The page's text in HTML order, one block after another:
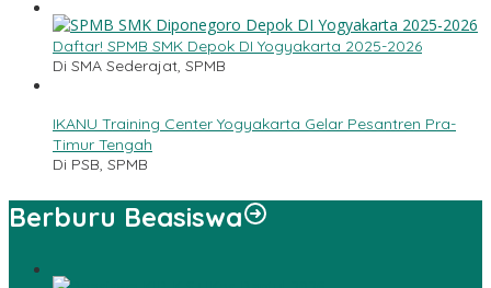
Daftar! SPMB SMK Depok DI Yogyakarta 2025-2026
Di SMA Sederajat, SPMB
IKANU Training Center Yogyakarta Gelar Pesantren Pra-
Timur Tengah
Di PSB, SPMB
Berburu Beasiswa